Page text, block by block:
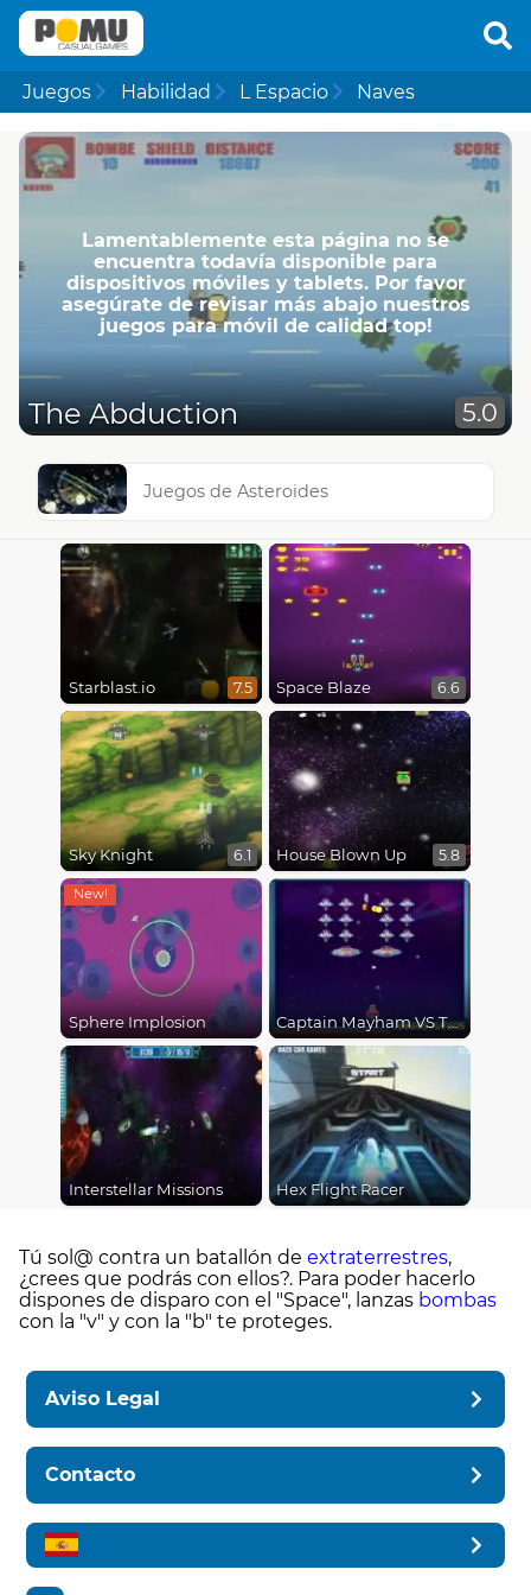
Juegos Habilidad L Espacio Naves
Lamentablemente esta página no se
encuentra todavía disponible para
dispositivos móviles y tablets. Por favor
asegúrate de revisar más abajo nuestros
juegos para móvil de calidad top!
The Abduction 5.0
Juegos de Asteroides
Starblast.io 7.5 Space Blaze 6.6
Sky Knight 6.1 House Blown Up 5.8
Sphere Implosion Captain Mayham VS The Bunny Invaders
Interstellar Missions Hex Flight Racer
Tú sol@ contra un batallón de extraterrestres,
¿crees que podrás con ellos?. Para poder hacerlo
dispones de disparo con el "Space", lanzas bombas
con la "v" y con la "b" te proteges.
Aviso Legal
Contacto